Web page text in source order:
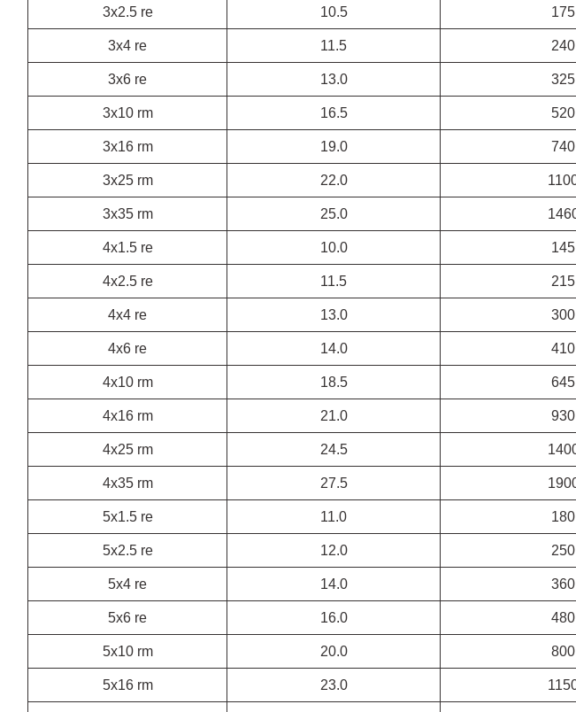
3x2.5 re 10.5 175
3x4 re 11.5 240
3x6 re 13.0 325
3x10 rm 16.5 520
3x16 rm 19.0 740
3x25 rm 22.0
3x35 rm 25.0
4x1.5 re 10.0 145
4x2.5 re 11.5 215
4x4 re 13.0 300
4x6 re 14.0 410
4x10 rm 18.5 645
4x16 rm 21.0 930
4x25 rm 24.5
4x35 rm 27.5
5x1.5 re 11.0 180
5x2.5 re 12.0 250
5x4 re 14.0 360
5x6 re 16.0 480
5x10 rm 20.0 800
5x16 rm 23.0